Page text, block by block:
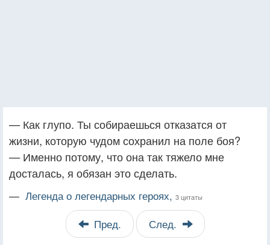
— Как глупо. Ты собираешься отказатся от
жизни, которую чудом сохранил на поле боя?
— Именно потому, что она так тяжело мне
досталась, я обязан это сделать.
— Легенда о легендарных героях, 3 цитаты
Пред. След.